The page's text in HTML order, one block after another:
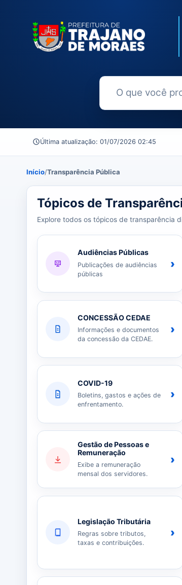
Buscar no Portal da
Última atualização: 01/07/2026 02:45
Início/Transparência Pública
37 tópicos carregados do banco de
Tópicos de
Explore todos os tópicos de transparência
Audiências Públicas
Publicações de audiências
públicas
›
CONCESSÃO CEDAE
Informações e documentos
da concessão da CEDAE.
›
COVID-19
Boletins, gastos e ações de
enfrentamento.
›
Gestão de Pessoas e
Remuneração
Exibe a remuneração
mensal dos servidores.
›
Legislação Tributária
Regras sobre tributos,
taxas e contribuições.
›